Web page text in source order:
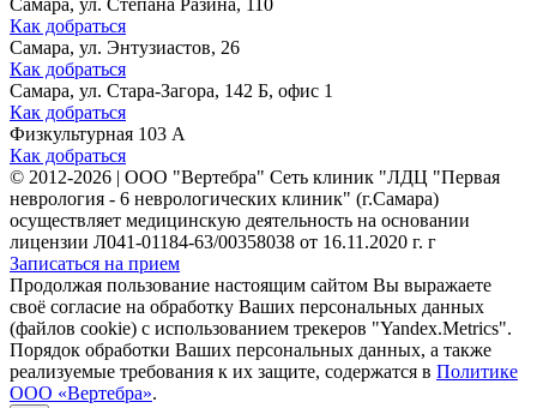
Самара, ул. Степана Разина, 110
Как добраться
Самара, ул. Энтузиастов, 26
Как добраться
Самара, ул. Стара-Загора, 142 Б, офис 1
Как добраться
Физкультурная 103 А
Как добраться
© 2012-2026 | ООО "Вертебра" Сеть клиник "ЛДЦ "Первая
неврология - 6 неврологических клиник" (г.Самара)
осуществляет медицинскую деятельность на основании
лицензии Л041-01184-63/00358038 от 16.11.2020 г. г
Записаться на прием
Продолжая пользование настоящим сайтом Вы выражаете
своё согласие на обработку Ваших персональных данных
(файлов cookie) с использованием трекеров "Yandex.Metrics".
Порядок обработки Ваших персональных данных, а также
реализуемые требования к их защите, содержатся в Политике
ООО «Вертебра».